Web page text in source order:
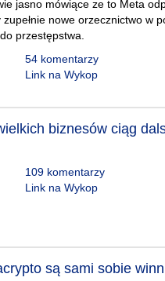
jasno mówiące ze to Meta
nowe orzecznictwo w
przestępstwa.
54 komentarzy
Link na Wykop
biznesów ciąg
109 komentarzy
Link na Wykop
są sami sobie